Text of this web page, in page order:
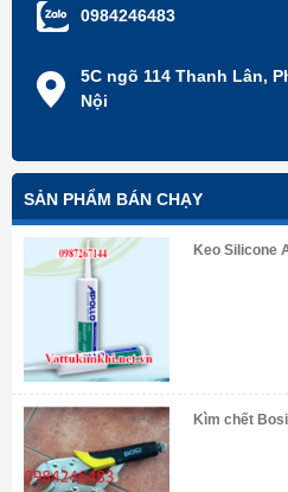
0984246483
5C ngõ 114 Thanh Lân,
Nội
SẢN PHẨM BÁN CHẠY
Keo Silicone
Kìm chết Bosi